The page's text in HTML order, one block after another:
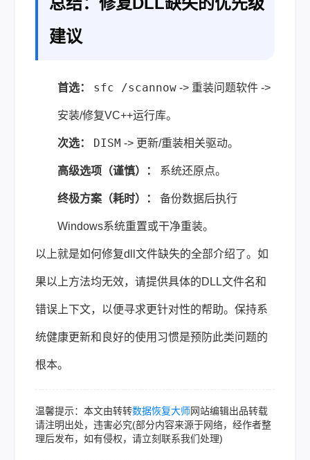
建议
首选： sfc /scannow -> 重装问题软件 ->
安装/修复VC++运行库。
次选： DISM -> 更新/重装相关驱动。
高级选项（谨慎）： 系统还原点。
终极方案（耗时）： 备份数据后执行
Windows系统重置或干净重装。
以上就是如何修复dll文件缺失的全部介绍了。如
果以上方法均无效，请提供具体的DLL文件名和
错误上下文，以便寻求更针对性的帮助。保持系
统健康更新和良好的使用习惯是预防此类问题的
根本。
温馨提示：本文由转转数据恢复大师网站编辑出品转载
请注明出处，违害必究(部分内容来源于网络，经作者整
理后发布，如有侵权，请立刻联系我们处理)